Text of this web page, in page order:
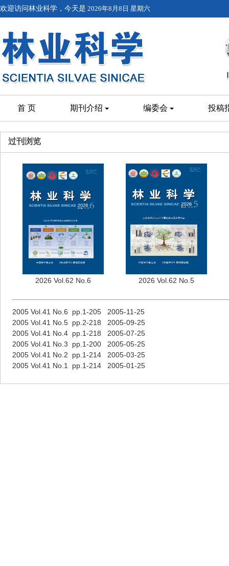
欢迎访问林业科学，今天是 2026年8月8日 星期六
首 页 期刊介绍 编委会 投稿
过刊浏览
2026 Vol.62 No.6 2026 Vol.62 No.5
2005 Vol.41 No.6 pp.1-205 2005-11-25
2005 Vol.41 No.5 pp.2-218 2005-09-25
2005 Vol.41 No.4 pp.1-218 2005-07-25
2005 Vol.41 No.3 pp.1-200 2005-05-25
2005 Vol.41 No.2 pp.1-214 2005-03-25
2005 Vol.41 No.1 pp.1-214 2005-01-25